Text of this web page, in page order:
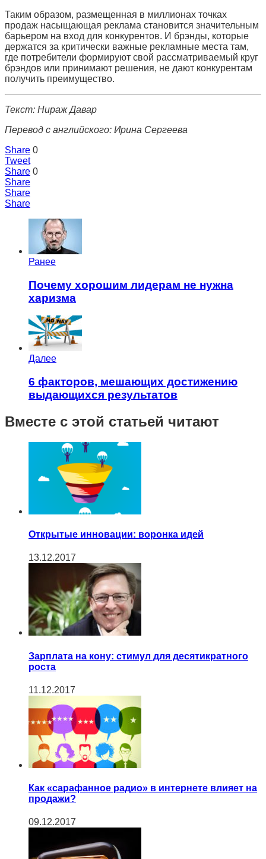
Таким образом, размещенная в миллионах точках
продаж насыщающая реклама становится значительным
барьером на вход для конкурентов. И брэнды, которые
держатся за критически важные рекламные места там,
где потребители формируют свой рассматриваемый круг
брэндов или принимают решения, не дают конкурентам
получить преимущество.
Текст: Нираж Давар
Перевод c английского: Ирина Сергеева
Share 0
Tweet
Share 0
Share
Share
Share
Ранее
Почему хорошим лидерам не нужна
харизма
Далее
6 факторов, мешающих достижению
выдающихся результатов
Вместе с этой статьей читают
Открытые инновации: воронка идей
13.12.2017
Зарплата на кону: стимул для десятикратного
роста
11.12.2017
Как «сарафанное радио» в интернете влияет на
продажи?
09.12.2017